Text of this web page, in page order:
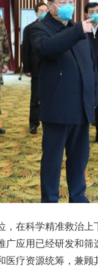
科学精准救治上
应用已经研发和
疗资源统筹，兼